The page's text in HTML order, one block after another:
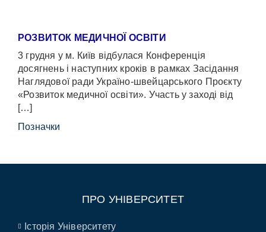
РОЗВИТОК МЕДИЧНОЇ ОСВІТИ
3 грудня у м. Київ відбулася Конференція
досягнень і наступних кроків в рамках Засідання
Наглядової ради Україно-швейцарського Проєкту
«Розвиток медичної освіти». Участь у заході від
[…]
Позначки
ПРО УНІВЕРСИТЕТ
Історія Університету